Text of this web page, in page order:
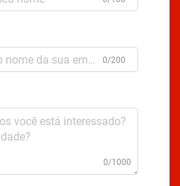
0/200
0/1000